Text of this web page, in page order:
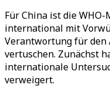
Für China ist die
international mit
Verantwortung für den
vertuschen. Zunächst
internationale
verweigert.